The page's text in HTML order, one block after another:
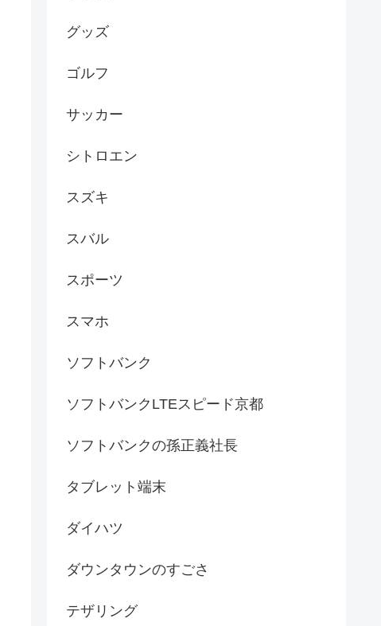
グッズ
ゴルフ
サッカー
シトロエン
スズキ
スバル
スポーツ
スマホ
ソフトバンク
ソフトバンクLTEスピード京都
ソフトバンクの孫正義社長
タブレット端末
ダイハツ
ダウンタウンのすごさ
テザリング